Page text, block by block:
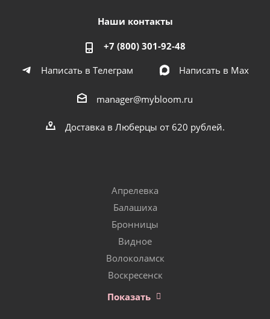
Наши контакты
+7 (800) 301-92-48
Написать в Телеграм
Написать в Мах
manager@mybloom.ru
Доставка в Люберцы от 620 рублей.
Апрелевка
Балашиха
Бронницы
Видное
Волоколамск
Воскресенск
Показать